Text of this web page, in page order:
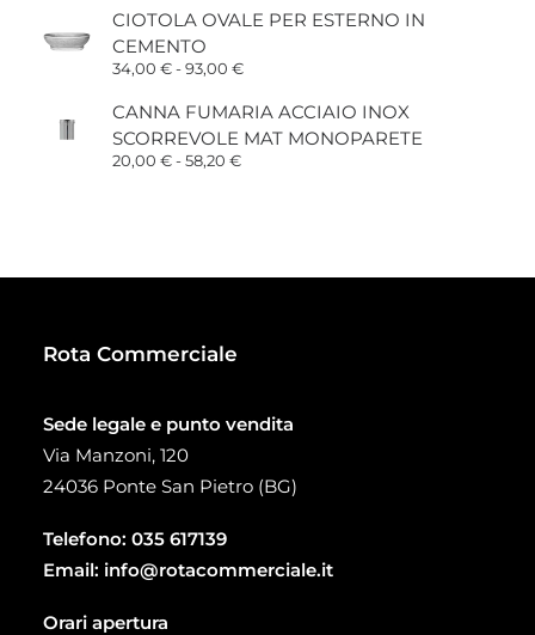
prezzo:
da
a
CIOTOLA OVALE PER ESTERNO IN
CEMENTO
34,00 €-93,00 €Fascia
prezzo:
da
34,00 €
CANNA FUMARIA ACCIAIO INOX
SCORREVOLE MAT MONOPARETE
20,00 €-58,20 €Fascia
Rota Commerciale
Sede legale e punto vendita
Via Manzoni, 120
24036 Ponte San Pietro (BG)
Telefono: 035 617139
Email: info@rotacommerciale.it
Orari apertura